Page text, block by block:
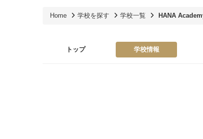
Home 学校を探す 学校一覧 HANA
トップ 学校情報